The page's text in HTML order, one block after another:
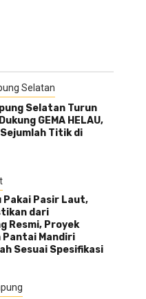
Selatan
Selatan Turun
GEMA HELAU,
Titik di
Pakai Pasir Laut,
dari
Resmi, Proyek
Pantai Mandiri
Sesuai Spesifikasi